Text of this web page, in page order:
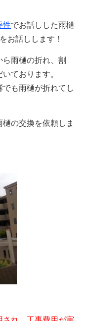
性でお話しした雨樋
お話しします！
雨樋の折れ、割
ております。
も雨樋が折れてし
の交換を依頼しま